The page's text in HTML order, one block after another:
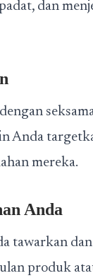
dan
Anda
mereka.
Anda
tawarkan
produk